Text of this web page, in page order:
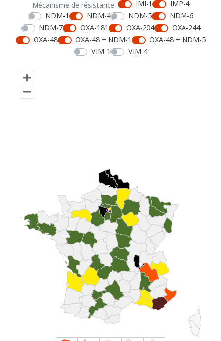
Mécanisme de résistance : IMI-1
IMP-4
NDM-1
NDM-4 NDM-5
NDM-6
NDM-7
OXA-181 OXA-204
OXA-244
OXA-48
OXA-48 + NDM-1
OXA-48 + NDM-5
VIM-1
VIM-4